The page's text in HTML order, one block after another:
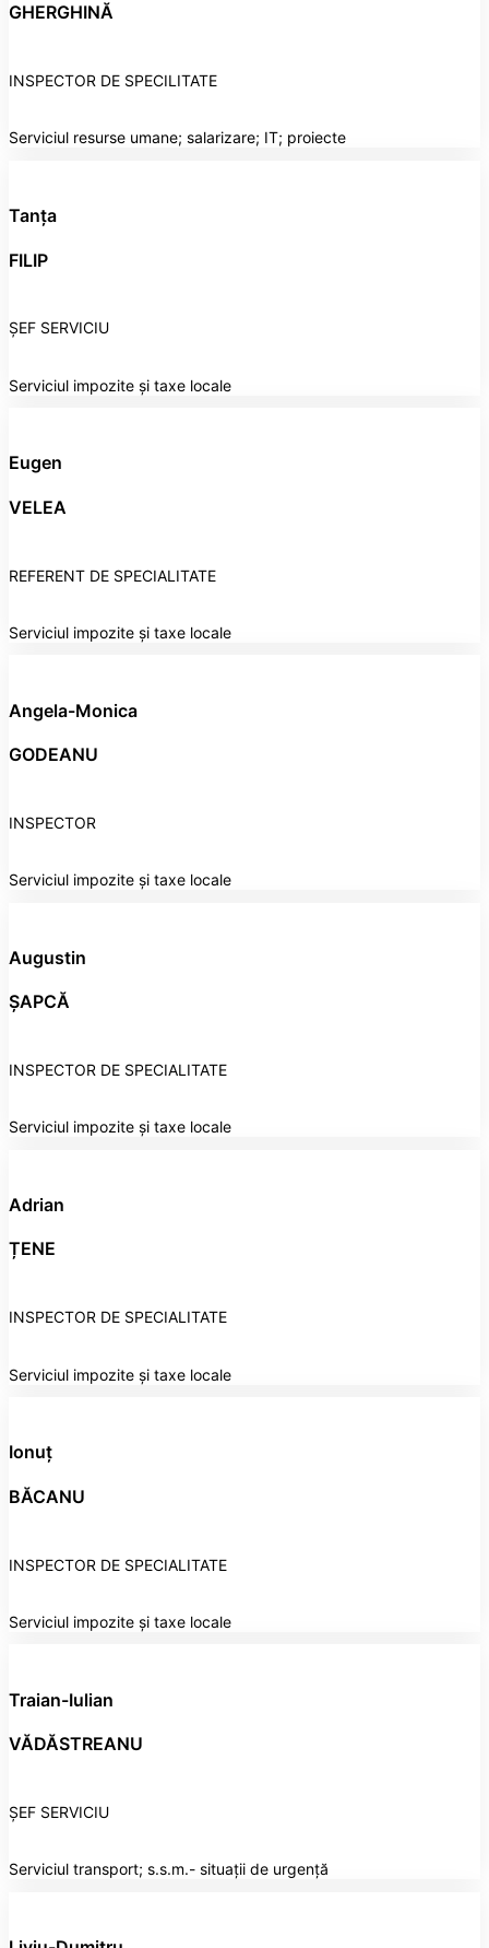
GHERGHINĂ
INSPECTOR DE SPECILITATE
Serviciul resurse umane; salarizare; IT; proiecte
Tanța
FILIP
ȘEF SERVICIU
Serviciul impozite și taxe locale
Eugen
VELEA
REFERENT DE SPECIALITATE
Serviciul impozite și taxe locale
Angela-Monica
GODEANU
INSPECTOR
Serviciul impozite și taxe locale
Augustin
ȘAPCĂ
INSPECTOR DE SPECIALITATE
Serviciul impozite și taxe locale
Adrian
ȚENE
INSPECTOR DE SPECIALITATE
Serviciul impozite și taxe locale
Ionuț
BĂCANU
INSPECTOR DE SPECIALITATE
Serviciul impozite și taxe locale
Traian-Iulian
VĂDĂSTREANU
ȘEF SERVICIU
Serviciul transport; s.s.m.- situații de urgență